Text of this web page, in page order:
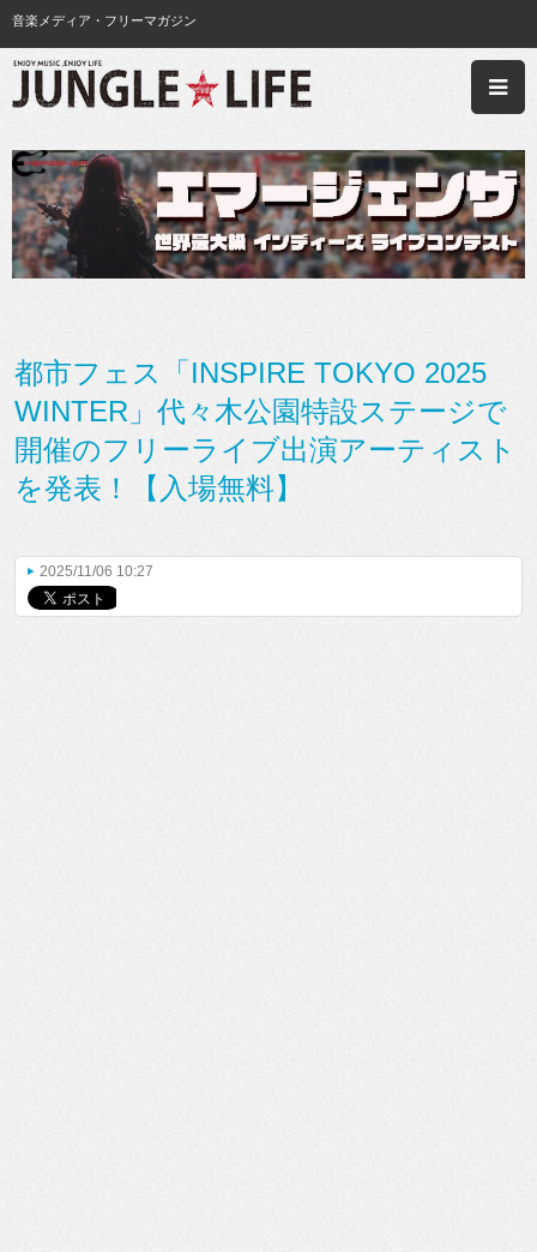
音楽メディア・フリーマガジン
都市フェス「INSPIRE TOKYO 2025
WINTER」代々木公園特設ステージで
開催のフリーライブ出演アーティスト
を発表！【入場無料】
2025/11/06 10:27